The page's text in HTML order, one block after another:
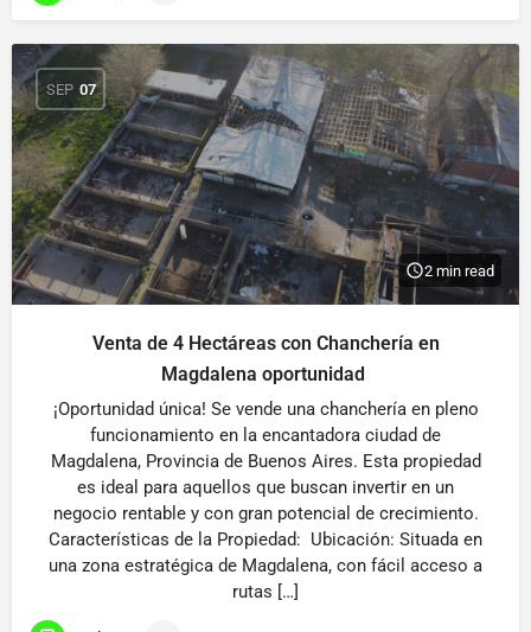
SEP 07
2 min read
Venta de 4 Hectáreas con Chanchería en
Magdalena oportunidad
¡Oportunidad única! Se vende una chanchería en pleno
funcionamiento en la encantadora ciudad de
Magdalena, Provincia de Buenos Aires. Esta propiedad
es ideal para aquellos que buscan invertir en un
negocio rentable y con gran potencial de crecimiento.
Características de la Propiedad: Ubicación: Situada en
una zona estratégica de Magdalena, con fácil acceso a
rutas […]